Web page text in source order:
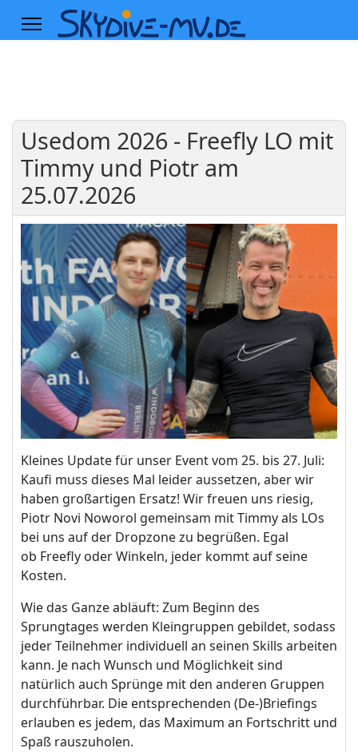
Usedom 2026 - Freefly LO mit
Timmy und Piotr am
25.07.2026
Kleines Update für unser Event vom 25. bis 27. Juli:
Kaufi muss dieses Mal leider aussetzen, aber wir
haben großartigen Ersatz! Wir freuen uns riesig,
Piotr Novi Noworol gemeinsam mit Timmy als LOs
bei uns auf der Dropzone zu begrüßen. Egal
ob Freefly oder Winkeln, jeder kommt auf seine
Kosten.
Wie das Ganze abläuft: Zum Beginn des
Sprungtages werden Kleingruppen gebildet, sodass
jeder Teilnehmer individuell an seinen Skills arbeiten
kann. Je nach Wunsch und Möglichkeit sind
natürlich auch Sprünge mit den anderen Gruppen
durchführbar. Die entsprechenden (De-)Briefings
erlauben es jedem, das Maximum an Fortschritt und
Spaß rauszuholen.